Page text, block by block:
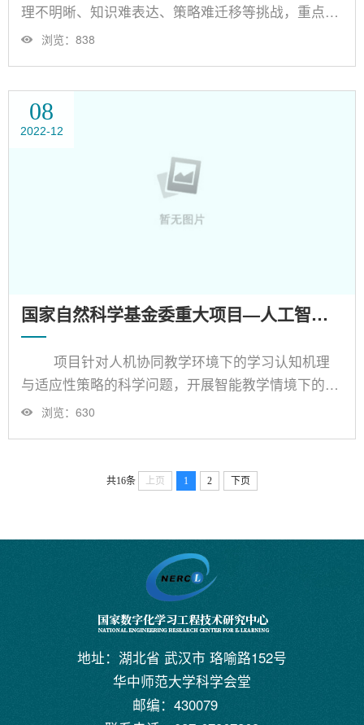
理不明晰、知识难表达、策略难迁移等挑战，重点研
究“物理-社会-信息”三元空间学习环境下“认知-情感-
的理论框架和技术体系，助力发展“知情共育”的智慧
教育。 通过项目研究，预期在学习者认知与情
能、具身智能等方向反......
浏览： 838
08
2022-12
国家自然科学基金委重大项目—人工智能赋能教与学的理论与关键技术研究
项目针对人机协同教学环境下的学习认知机理
与适应性策略的科学问题，开展智能教学情境下的学
习认知机理、人机协同关键技术与环境设计、跨媒体
立具有国际先进水平的人机协同智能教学平台。
能，让人工智能赋能教与......
浏览： 630
共16条 上页 1 2 下页
地址：湖北省 武汉市 珞喻路152号
华中师范大学科学会堂
邮编：430079